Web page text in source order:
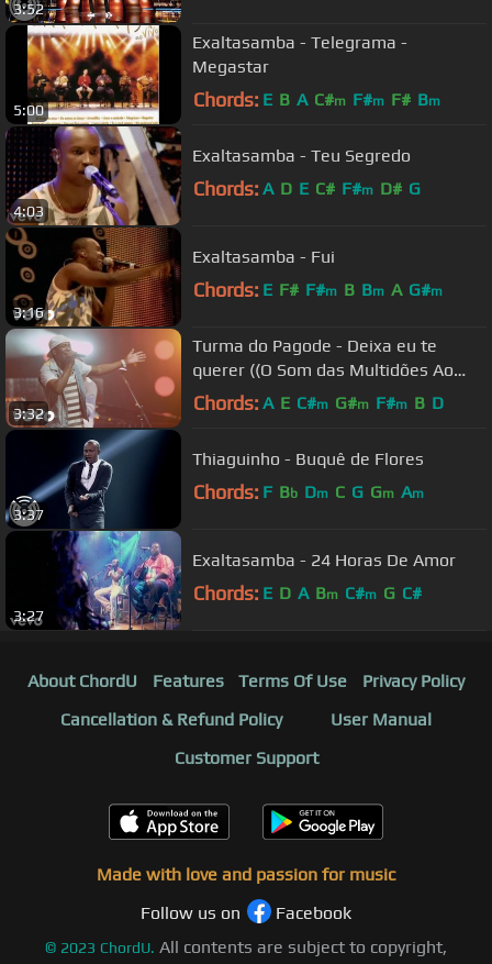
3:52
5:00
Exaltasamba - Telegrama -
Megastar
Chords: E B A C#m F#m F# Bm
4:03
Exaltasamba - Teu Segredo
Chords: A D E C# F#m D# G
3:16
Exaltasamba - Fui
Chords: E F# F#m B Bm A G#m
3:32
Turma do Pagode - Deixa eu te
querer ((O Som das Multidões Ao
Vivo) [Clipe Oficial])
Chords: A E C#m G#m F#m B D
3:37
Thiaguinho - Buquê de Flores
Chords: F Bb Dm C G Gm Am
3:27
Exaltasamba - 24 Horas De Amor
Chords: E D A Bm C#m G C#
About ChordU Features Terms Of Use
Privacy Policy
Cancellation & Refund Policy
User Manual
Customer Support
Made with love and passion for music
Follow us on
Facebook
© 2023 ChordU. All contents are subject to copyright,